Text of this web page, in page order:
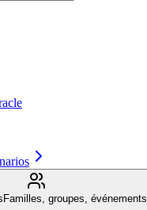
Familles, groupes, événements